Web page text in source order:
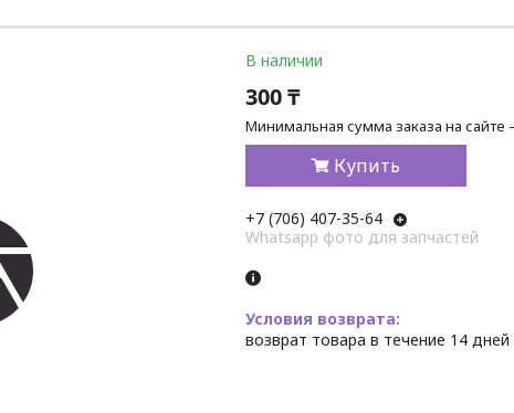
В наличии
300 ₸
Минимальная сумма заказа на сайте
Купить
+7 (706) 407-35-64
Whatsapp фото для запчастей
возврат товара в течение 14 дней